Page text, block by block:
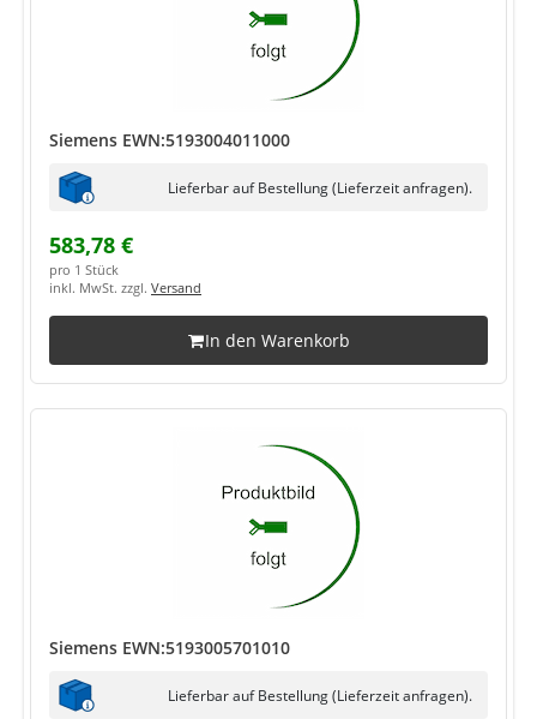
Siemens EWN:5193004011000
Lieferbar auf Bestellung (Lieferzeit anfragen).
583,78 €
pro 1 Stück
inkl. MwSt. zzgl. Versand
In den Warenkorb
Siemens EWN:5193005701010
Lieferbar auf Bestellung (Lieferzeit anfragen).